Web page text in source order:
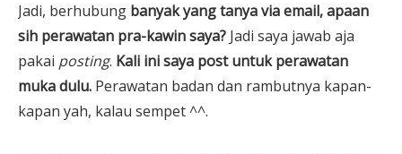
Jadi, berhubung banyak yang tanya via email, apaan
sih perawatan pra-kawin saya? Jadi saya jawab aja
pakai posting. Kali ini saya post untuk perawatan
muka dulu. Perawatan badan dan rambutnya kapan-
kapan yah, kalau sempet ^^.